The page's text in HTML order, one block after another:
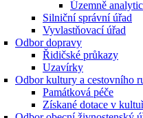
Územně
Silniční správní úřad
Vyvlastňovací úřad
Odbor dopravy
Řidičské průkazy
Uzavírky
Odbor kultury a cestovního
Památková péče
Získané dotace v